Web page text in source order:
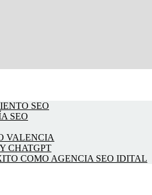
SEO
SEO
VALENCIA
CHATGPT
COMO AGENCIA SEO IDITAL